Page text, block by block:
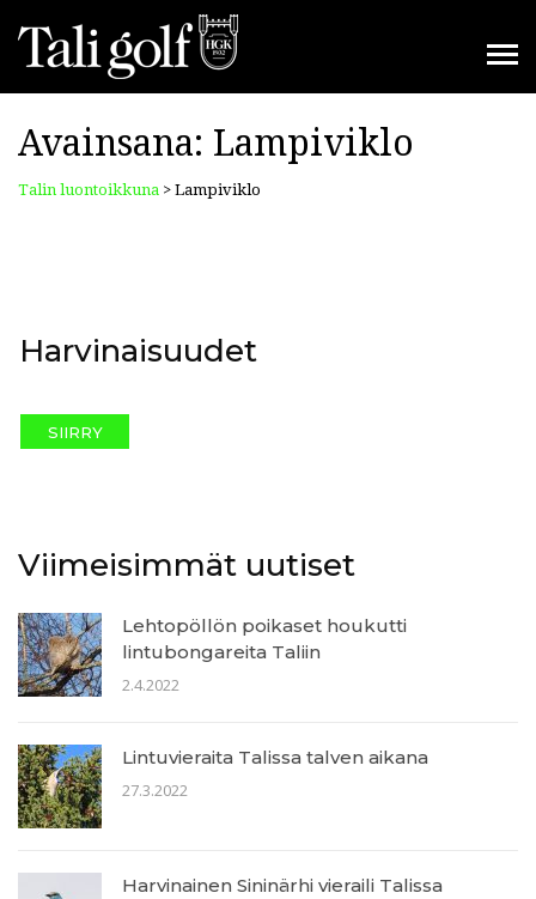
Avainsana: Lampiviklo
Talin luontoikkuna > Lampiviklo
Harvinaisuudet
SIIRRY
Viimeisimmät uutiset
Lehtopöllön poikaset houkutti
lintubongareita Taliin
2.4.2022
Lintuvieraita Talissa talven aikana
27.3.2022
Harvinainen Sininärhi vieraili Talissa